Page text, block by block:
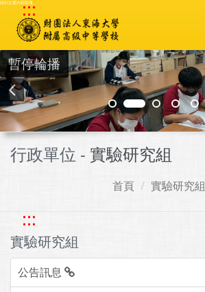
跳到主要內容區塊
:::
暫停輪播
行政單位 - 實驗研究組
首頁 實驗研究組
:::
實驗研究組
公告訊息